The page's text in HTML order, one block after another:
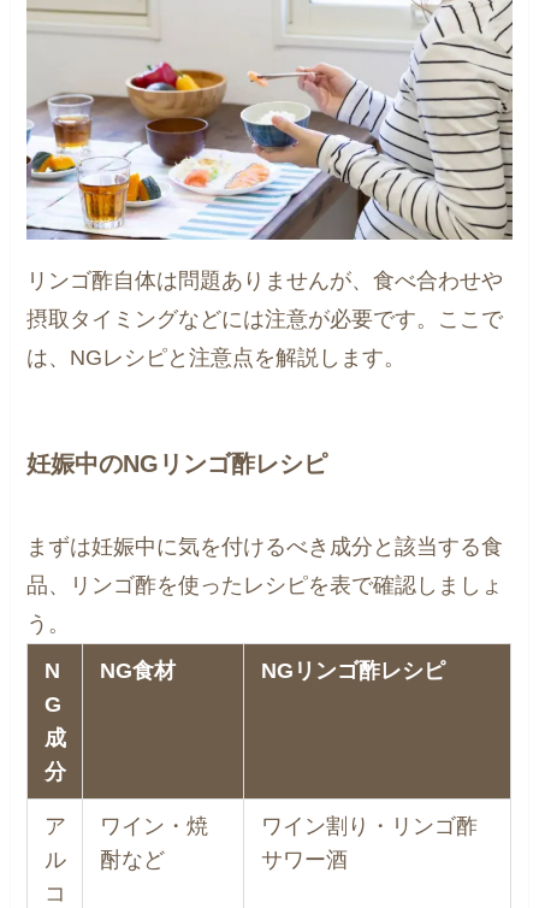
リンゴ酢自体は問題ありませんが、食べ合わせや
摂取タイミングなどには注意が必要です。ここで
は、NGレシピと注意点を解説します。
妊娠中のNGリンゴ酢レシピ
まずは妊娠中に気を付けるべき成分と該当する食
品、リンゴ酢を使ったレシピを表で確認しましょ
う。
N
G
成
分
NG食材 NGリンゴ酢レシピ
ア
ル
コ
ワイン・焼
酎など
ワイン割り・リンゴ酢
サワー酒